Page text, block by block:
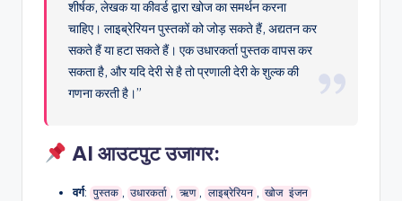
शीर्षक, लेखक या कीवर्ड द्वारा खोज का समर्थन करना
चाहिए। लाइब्रेरियन पुस्तकों को जोड़ सकते हैं, अद्यतन कर
सकते हैं या हटा सकते हैं। एक उधारकर्ता पुस्तक वापस कर
सकता है, और यदि देरी से है तो प्रणाली देरी के शुल्क की
गणना करती है।”
AI आउटपुट उजागर:
वर्ग: पुस्तक , उधारकर्ता , ऋण , लाइब्रेरियन , खोज इंजन